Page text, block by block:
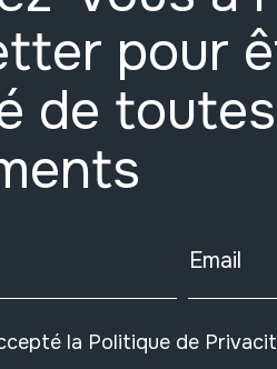
pour
de
Email
la Politique de